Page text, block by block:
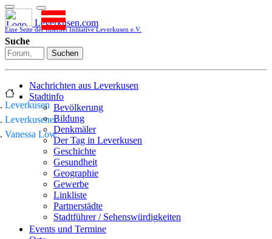
Leverkusen.com
Eine Seite der Internet Initiative Leverkusen e.V.
Suche
Suchen
Nachrichten aus Leverkusen
Stadtinfo
Bevölkerung
Bildung
Denkmäler
Der Tag in Leverkusen
Geschichte
Gesundheit
Geographie
Gewerbe
Linkliste
Partnerstädte
Stadtführer / Sehenswürdigkeiten
Stadtplan
Events und Termine
Leverkusen
Leverkusener
Vanessa Low